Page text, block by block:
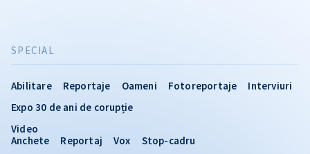
SPECIAL
Abilitare Reportaje Oameni Fotoreportaje
Interviuri
Expo 30 de ani de corupție
Video
Anchete
Reportaj Vox Stop-cadru